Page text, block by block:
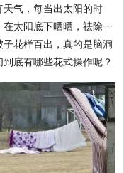
气，每当出太阳的时
太阳底下晒晒，祛除一
花样百出，真的是脑洞
底有哪些花式操作呢？